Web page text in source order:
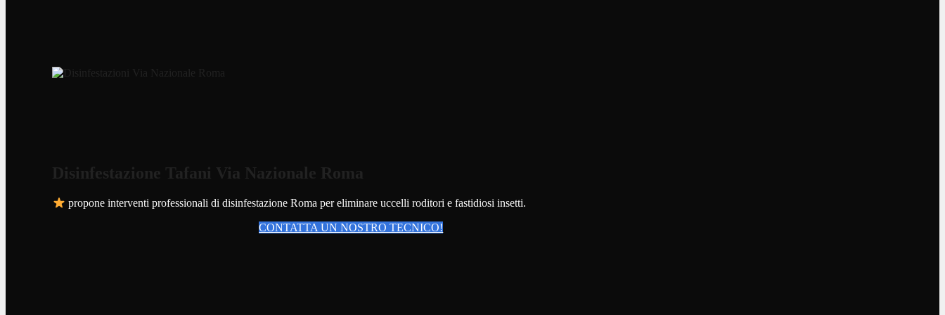
Disinfestazione Tafani Via Nazionale Roma
propone interventi professionali di disinfestazione Roma per eliminare uccelli roditori e fastidiosi insetti.
CONTATTA UN NOSTRO TECNICO!